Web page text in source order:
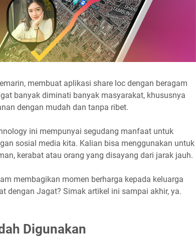
membuat aplikasi share loc dengan beragam
banyak diminati banyak masyarakat, khususnya
dengan mudah dan tanpa ribet.
ini mempunyai segudang manfaat untuk
sosial media kita. Kalian bisa menggunakan untuk
kerabat atau orang yang disayang dari jarak jauh.
membagikan momen berharga kepada keluarga
dengan Jagat? Simak artikel ini sampai akhir, ya.
Digunakan